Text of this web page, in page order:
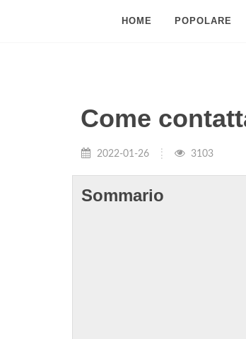
HOME POPOLARE
Come
2022-01-26 3103
Sommario